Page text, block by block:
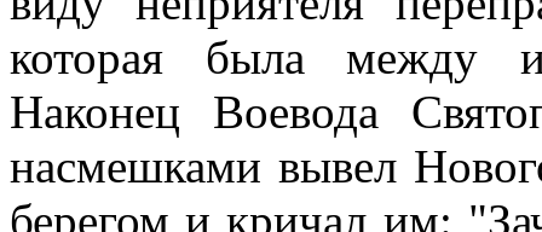
которая была между
Наконец Воевода
насмешками вывел
берегом и кричал им: